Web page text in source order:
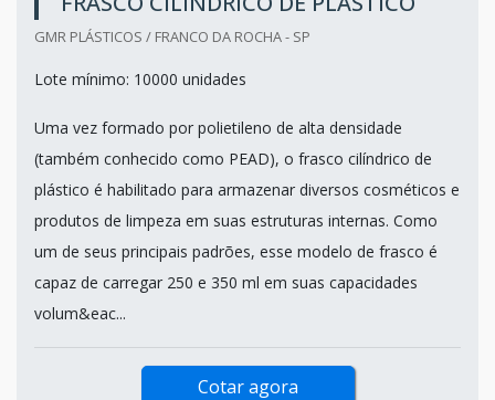
GMR PLÁSTICOS / FRANCO DA ROCHA - SP
Lote mínimo: 10000 unidades
Uma vez formado por polietileno de alta densidade
(também conhecido como PEAD), o frasco cilíndrico de
plástico é habilitado para armazenar diversos cosméticos e
produtos de limpeza em suas estruturas internas. Como
um de seus principais padrões, esse modelo de frasco é
capaz de carregar 250 e 350 ml em suas capacidades
volum&eac...
Cotar agora